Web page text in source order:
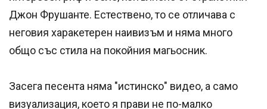
Джон Фрушанте. Естествено, то се отличава с
неговия харакетерен наивизъм и няма много
общо със стила на покойния магьосник.
Засега песента няма "истинско" видео, а само
визуализация, което я прави не по-малко